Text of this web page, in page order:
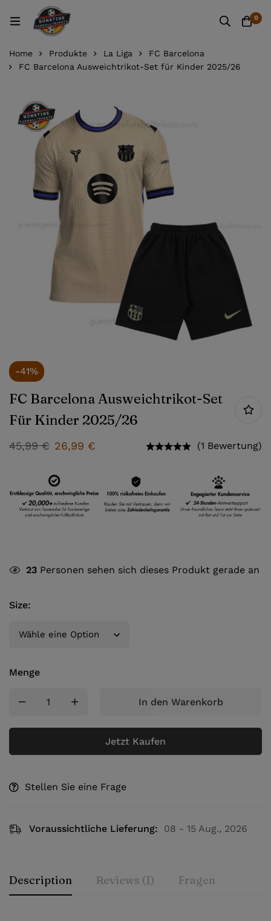
0
Home Produkte La Liga
FC Barcelona
FC Barcelona Ausweichtrikot-Set für Kinder 2025/26
-41%
FC Barcelona Ausweichtrikot-Set
Für Kinder 2025/26
45,99€ 26,99 € (1 Bewertung)
23 Personen sehen sich dieses Produkt gerade an
Size:
Menge
In den Warenkorb
Jetzt Kaufen
Stellen Sie eine Frage
Voraussichtliche Lieferung: 08 - 15 Aug., 2026
Description Reviews (1) Fragen